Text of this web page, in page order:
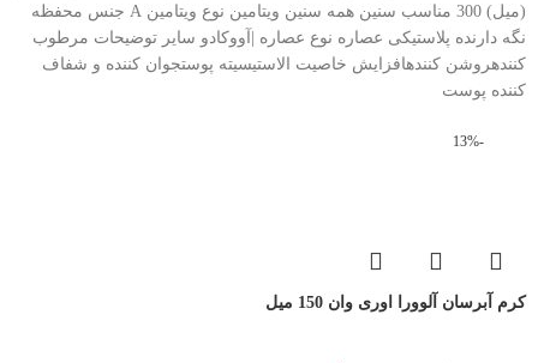
(میل) 300 مناسب سنین همه سنین ویتامین نوع ویتامین A جنس محفظه
نگه دارنده پلاستیکی عصاره نوع عصاره |آووکادو سایر توضیحات مرطوب
کنندهروشن کنندهافزایش خاصیت الاستیسیته پوستجوان کننده و شفاف
کننده پوست
-13%
کرم آبرسان آلوورا اوری وان 150 میل